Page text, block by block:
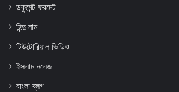
ডকুমেন্ট ফরমেট
হিন্দু নাম
টিউটোরিয়াল ভিডিও
ইসলাম নলেজ
বাংলা ব্লগ